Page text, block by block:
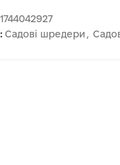
1744042927
Садові шредери ,